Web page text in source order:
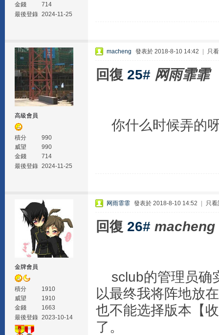
金錢
714
最後登錄 2024-11-25
高級會員
積分
990
威望
990
金錢
714
最後登錄 2024-11-25
macheng 發表於 2018-8-10 14:42 只
回復 25# 网雨霏霏
你什么时候弄的
金牌會員
積分
1910
威望
1910
金錢
1663
最後登錄 2023-10-14
网雨霏霏 發表於 2018-8-10 14:52 只看
回復 26# macheng
sclub的管理员确
以最终我将阵地放
也不能选择版本【
了。